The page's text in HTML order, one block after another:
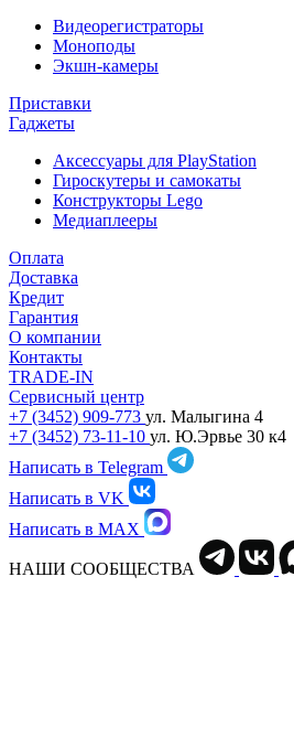
Видеорегистраторы
Моноподы
Экшн-камеры
Приставки
Гаджеты
Аксессуары для PlayStation
Гироскутеры и самокаты
Конструкторы Lego
Медиаплееры
Оплата
Доставка
Кредит
Гарантия
О компании
Контакты
TRADE-IN
Сервисный центр
+7 (3452) 909-773 ул. Малыгина 4
+7 (3452) 73-11-10 ул. Ю.Эрвье 30 к4
Написать в Telegram
Написать в VK
Написать в MAX
НАШИ СООБЩЕСТВА